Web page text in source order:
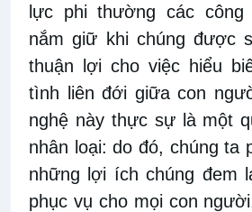
lực phi thường các công
nắm giữ khi chúng được
thuận lợi cho việc hiểu
tình liên đới giữa con
nghệ này thực sự là một
nhân loại: do đó, chúng ta
những lợi ích chúng đem
phục vụ cho mọi con